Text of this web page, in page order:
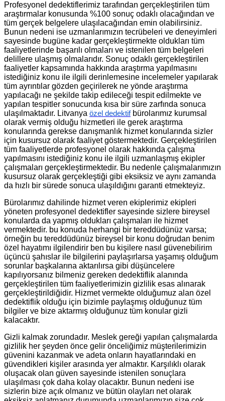
Profesyonel dedektiflerimiz tarafından gerçekleştirilen tüm
araştırmalar konusunda %100 sonuç odaklı olacağından ve
tüm gerçek belgelere ulaşılacağından emin olabilirsiniz.
Bunun nedeni ise uzmanlarımızın tecrübeleri ve deneyimleri
sayesinde bugüne kadar gerçekleştirmekte oldukları tüm
faaliyetlerinde başarılı olmaları ve istenilen tüm belgeleri
delillere ulaşmış olmalarıdır. Sonuç odaklı gerçekleştirilen
faaliyetler kapsamında hakkında araştırma yapılmasını
istediğiniz konu ile ilgili derinlemesine incelemeler yapılarak
tüm ayrıntılar gözden geçirilerek ne yönde araştırma
yapılacağı ne şekilde takip edileceği tespit edilmekte ve
yapılan tespitler sonucunda kısa bir süre zarfında sonuca
ulaşılmaktadır. Litvanya özel dedektifbürolarımız kurumsal
olarak vermiş olduğu hizmetleri ile gerek araştırma
konularında gerekse danışmanlık hizmet konularında sizler
için kusursuz olarak faaliyet göstermektedir. Gerçekleştirilen
tüm faaliyetlerde profesyonel olarak hakkında çalışma
yapılmasını istediğiniz konu ile ilgili uzmanlaşmış ekipler
çalışmaları gerçekleştirmektedir. Bu nedenle çalışmalarımızın
kusursuz olarak gerçekleştiği gibi eksiksiz ve aynı zamanda
da hızlı bir sürede sonuca ulaşıldığını garanti etmekteyiz.
Bürolarımız dahilinde hizmet veren ekiplerimiz ekipleri
yöneten profesyonel dedektifler sayesinde sizlere bireysel
konularda da yapmış oldukları çalışmaları ile hizmet
vermektedir. bu konuda herhangi bir tereddüdünüz varsa;
örneğin bu tereddüdünüz bireysel bir konu doğrudan benim
özel hayatımı ilgilendirir ben bu kişilere nasıl güvenebilirim
üçüncü şahıslar ile bilgilerini paylaşırlarsa yaşamış olduğum
sorunlar başkalarına aktarılırsa gibi düşüncelere
kapılıyorsanız bilmeniz gereken dedektiflik alanında
gerçekleştirilen tüm faaliyetlerimizin gizlilik esas alınarak
gerçekleştirildiğidir. Hizmet vermekte olduğumuz alan özel
dedektiflik olduğu için bizimle paylaşmış olduğunuz tüm
bilgiler ve bize aktarmış olduğunuz tüm konular gizli
kalacaktır.
Gizli kalmak zorundadır. Meslek gereği yapılan çalışmalarda
gizlilik her şeyden önce gelir önceliğimiz müşterilerimizin
güvenini kazanmak ve adeta onların hayatlarındaki en
güvendikleri kişiler arasında yer almaktır. Karşılıklı olarak
oluşacak olan güven sayesinde istenilen sonuçlara
ulaşılması çok daha kolay olacaktır. Bunun nedeni ise
sizlerin bize açık olmanız ve bütün olayları net olarak